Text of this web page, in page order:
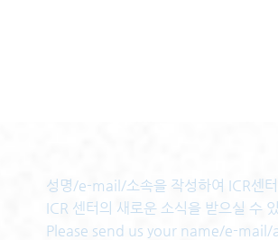
성명/e-mail/소속을 작성하여 ICR센
ICR 센터의 새로운 소식을 받으실 수
Please send us your name/e-